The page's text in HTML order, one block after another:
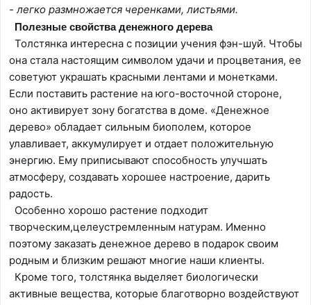
- легко размножается черенками, листьями.
Полезные свойства денежного дерева
Толстянка интересна с позиции учения фэн-шуй. Чтобы
она стала настоящим символом удачи и процветания, ее
советуют украшать красными лентами и монетками.
Если поставить растение на юго-восточной стороне,
оно активирует зону богатства в доме. «Денежное
дерево» обладает сильным биополем, которое
улавливает, аккумулирует и отдает положительную
энергию. Ему приписывают способность улучшать
атмосферу, создавать хорошее настроение, дарить
радость.
Особенно хорошо растение подходит
творческим,целеустремленным натурам. Именно
поэтому заказать денежное дерево в подарок своим
родным и близким решают многие наши клиенты.
Кроме того, толстянка выделяет биологически
активные вещества, которые благотворно воздействуют